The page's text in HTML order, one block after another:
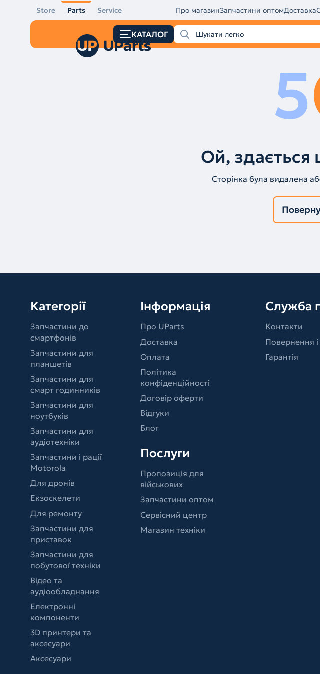
Store Parts Service Про магазинЗапчастини оптомДоставка
КАТАЛОГ
5
Ой, здається
Сторінка була видалена
Категорії
Запчастини до
смартфонів
Запчастини для
планшетів
Запчастини для
смарт годинників
Запчастини для
ноутбуків
Запчастини для
аудіотехніки
Запчастини і рації
Motorola
Для дронів
Екзоскелети
Для ремонту
Запчастини для
приставок
Запчастини для
побутової техніки
Відео та
аудіообладнання
Електронні
компоненти
3D принтери та
аксесуари
Аксесуари
Інформація
Про UParts
Доставка
Оплата
Політика
конфіденційності
Договір оферти
Відгуки
Блог
Послуги
Пропозиція для
військових
Запчастини оптом
Сервісний центр
Магазин техніки
Служба
Контакти
Повернення
Гарантія